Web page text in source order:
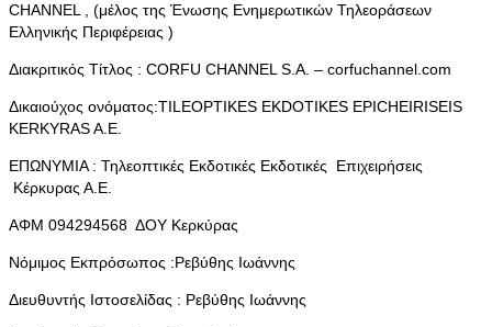
CHANNEL , (μέλος της Ένωσης Ενημερωτικών Τηλεοράσεων
Ελληνικής Περιφέρειας )
Διακριτικός Τίτλος : CORFU CHANNEL S.A. – corfuchannel.com
Δικαιούχος ονόματος:TILEOPTIKES EKDOTIKES EPICHEIRISEIS
KERKYRAS A.E.
ΕΠΩΝΥΜΙΑ : Τηλεοπτικές Εκδοτικές Εκδοτικές Επιχειρήσεις
Κέρκυρας Α.Ε.
ΑΦΜ 094294568 ΔΟΥ Κερκύρας
Νόμιμος Εκπρόσωπος :Ρεβύθης Ιωάννης
Διευθυντής Ιστοσελίδας : Ρεβύθης Ιωάννης